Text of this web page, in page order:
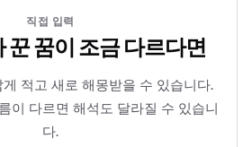
직접 입력
꾼 꿈이 조금 다르다면
적고 새로 해몽받을 수 있습니다.
이 다르면 해석도 달라질 수 있습니
다.